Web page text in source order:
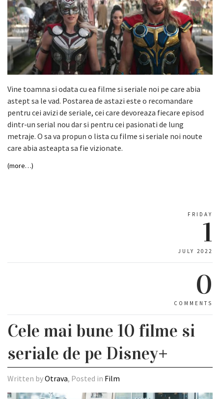
Vine toamna si odata cu ea filme si seriale noi pe care abia
astept sa le vad. Postarea de astazi este o recomandare
pentru cei avizi de seriale, cei care devoreaza fiecare episod
dintr-un serial nou dar si pentru cei pasionati de lung
metraje. O sa va propun o lista cu filme si seriale noi noute
care abia asteapta sa fie vizionate.
(more…)
FRIDAY
1
JULY 2022
0
COMMENTS
Cele mai bune 10 filme si
seriale de pe Disney+
Written byOtrava, Posted in Film